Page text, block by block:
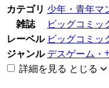
カテゴリ 少年・青年マ
雑誌
ビッグコミッ
レーベル ビッグコミッ
ジャンル デスゲーム・
詳細を見る とじる